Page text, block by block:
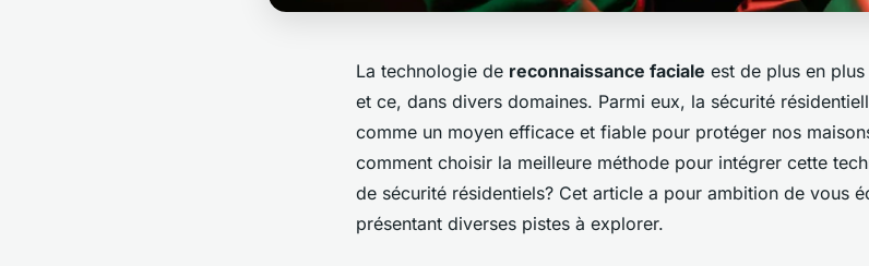
La technologie de reconnaissance faciale est de plus en
et ce, dans divers domaines. Parmi eux, la sécurité
comme un moyen efficace et fiable pour protéger nos
comment choisir la meilleure méthode pour intégrer cette
de sécurité résidentiels? Cet article a pour ambition de vous
présentant diverses pistes à explorer.